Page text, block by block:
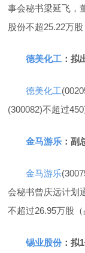
事会秘书梁延飞，
股份不超25.22万
德美化工 ：拟
德美化工
(300082)不超过450
金马游乐 ：副
金马游乐
会秘书曾庆远计划
不超过26.95万股（
锡业股份：拟